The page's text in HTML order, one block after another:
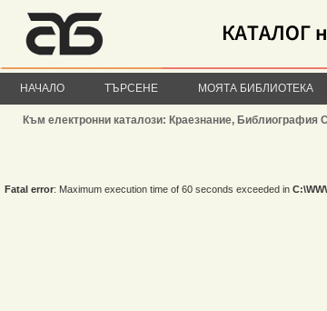
НАЧАЛО ТЪРСЕНЕ МОЯТА БИБЛИОТЕКА
Към електронни каталози: Краезнание, Библиография
Fatal error: Maximum execution time of 60 seconds exceeded in